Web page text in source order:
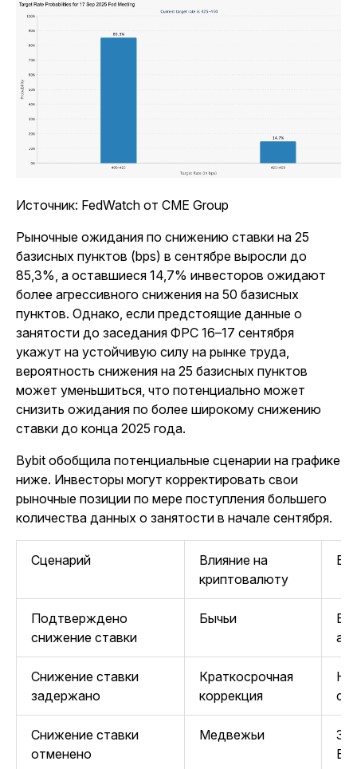
Источник: FedWatch от CME Group
Рыночные ожидания по снижению ставки на 25
базисных пунктов (bps) в сентябре выросли до
85,3%, а оставшиеся 14,7% инвесторов ожидают
более агрессивного снижения на 50 базисных
пунктов. Однако, если предстоящие данные о
занятости до заседания ФРС 16–17 сентября
укажут на устойчивую силу на рынке труда,
вероятность снижения на 25 базисных пунктов
может уменьшиться, что потенциально может
снизить ожидания по более широкому снижению
ставки до конца 2025 года.
Bybit обобщила потенциальные сценарии на графике
ниже. Инвесторы могут корректировать свои
рыночные позиции по мере поступления большего
количества данных о занятости в начале сентября.
Сценарий
Влияние на
криптовалюту
Подтверждено
снижение ставки
Бычьи
Снижение ставки
задержано
Краткосрочная
коррекция
Снижение ставки
отменено
Медвежьи